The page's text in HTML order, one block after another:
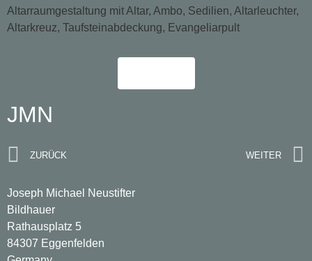
Altarraumgestaltung mit Altar, Ambo, Sedilien, Altarleuchter,
Altarkreuz, Taufsteinabdeckung, Evangeliarpult
JMN
ZURÜCK WEITER
Joseph Michael Neustifter
Bildhauer
Rathausplatz 5
84307 Eggenfelden